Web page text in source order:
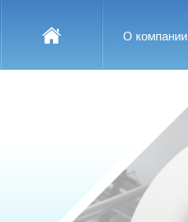
О компании